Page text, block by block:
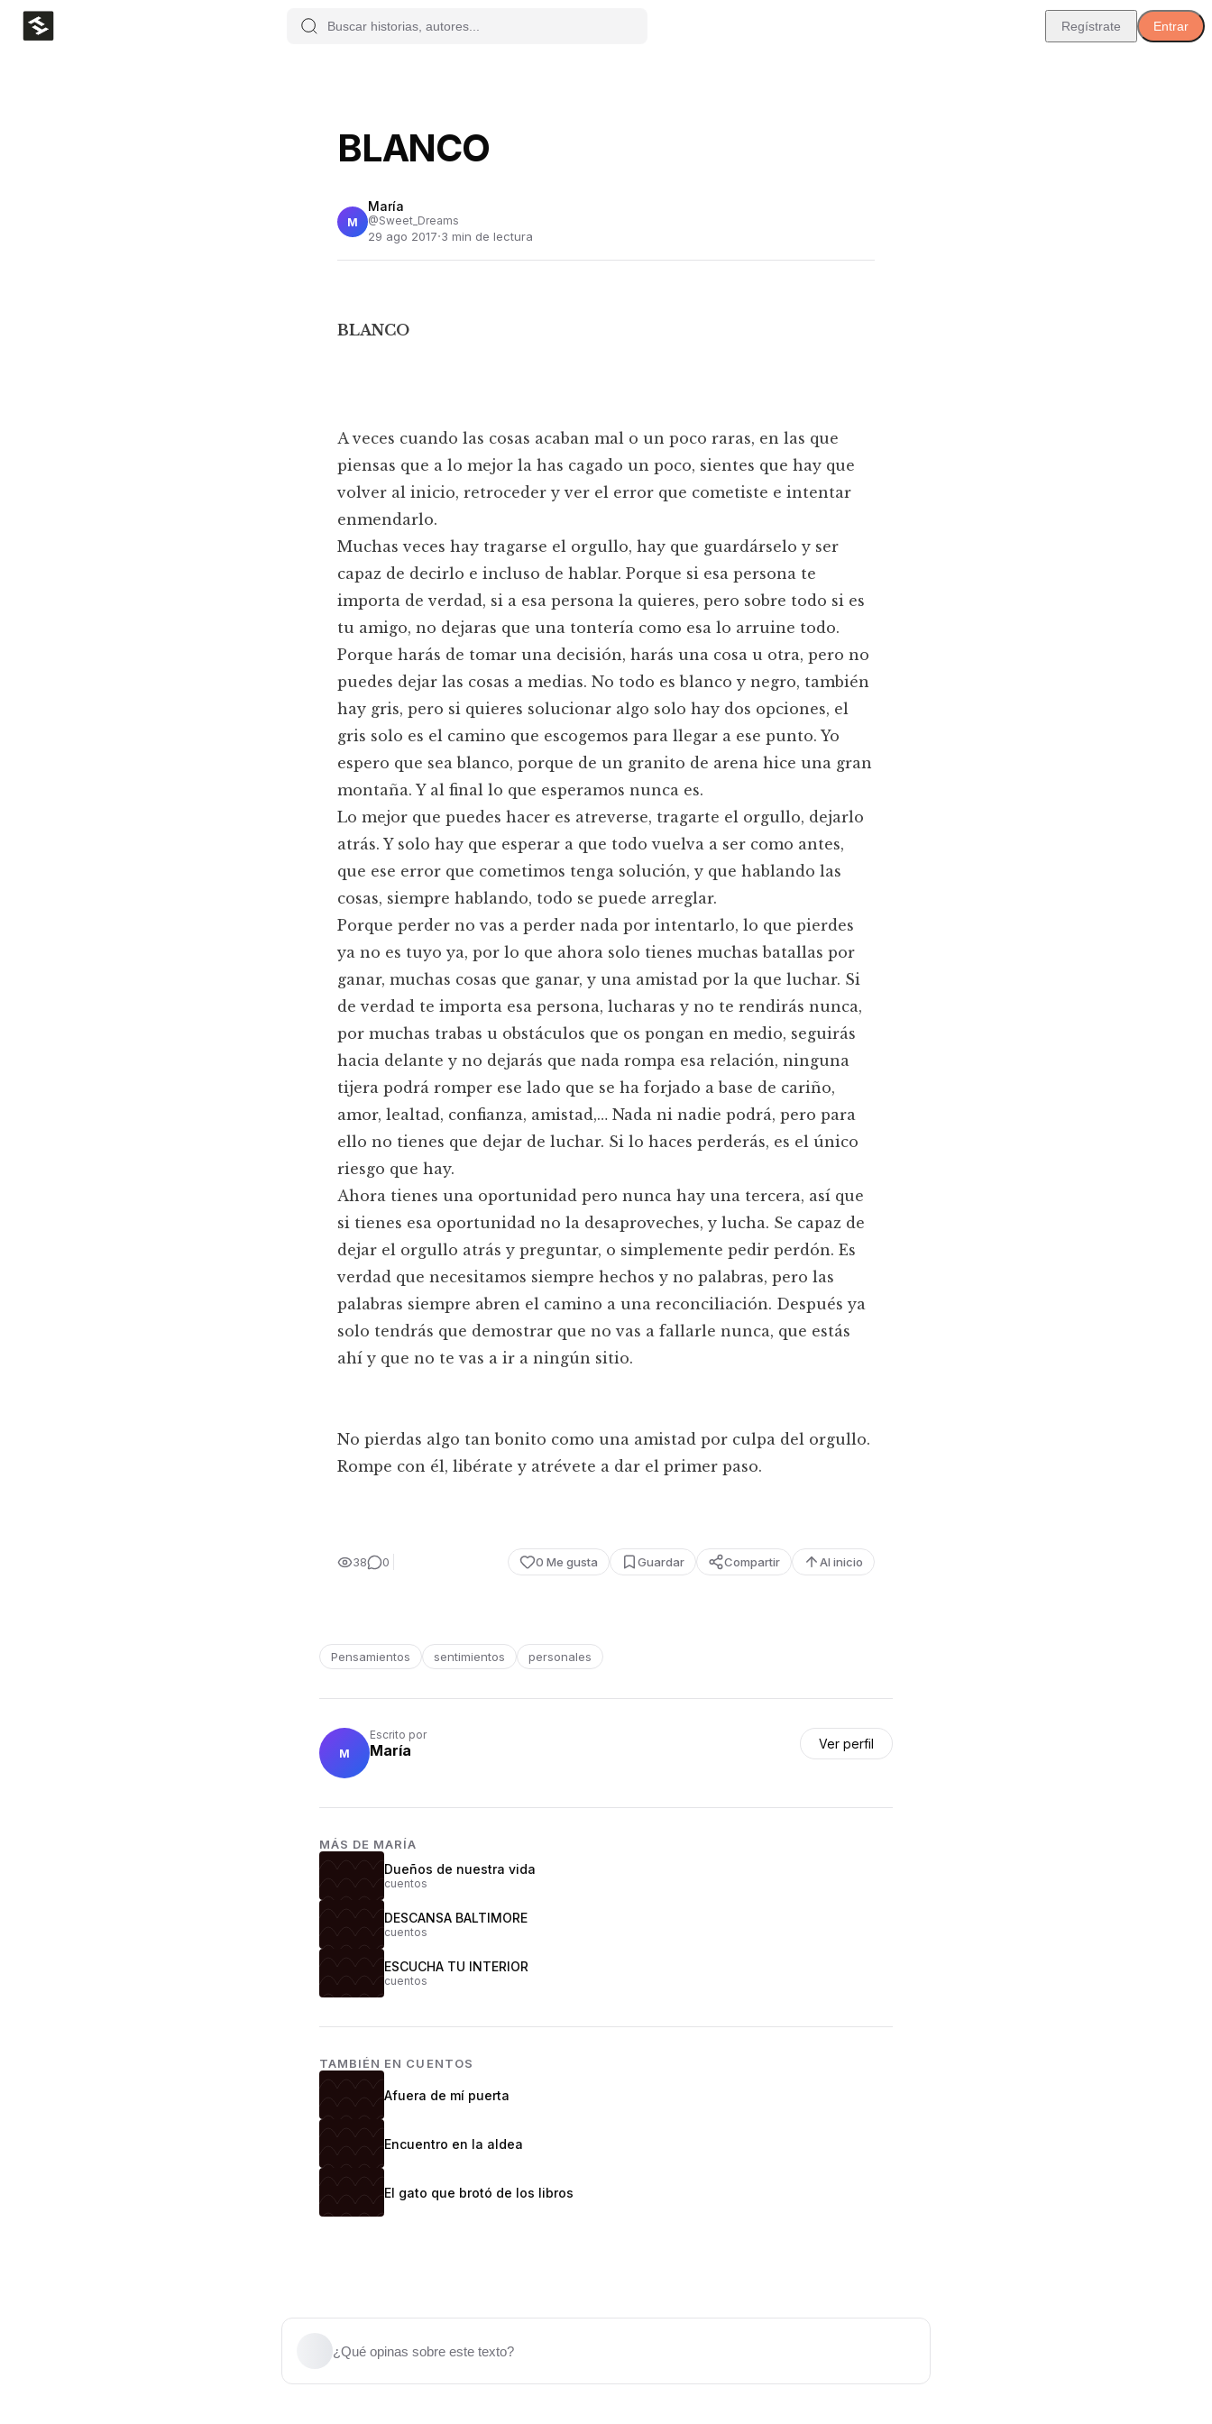
Regístrate Entrar
BLANCO
M
María
@Sweet_Dreams
29 ago 2017·3 min de lectura
BLANCO
A veces cuando las cosas acaban mal o un poco raras, en las que
piensas que a lo mejor la has cagado un poco, sientes que hay que
volver al inicio, retroceder y ver el error que cometiste e intentar
enmendarlo.
Muchas veces hay tragarse el orgullo, hay que guardárselo y ser
capaz de decirlo e incluso de hablar. Porque si esa persona te
importa de verdad, si a esa persona la quieres, pero sobre todo si es
tu amigo, no dejaras que una tontería como esa lo arruine todo.
Porque harás de tomar una decisión, harás una cosa u otra, pero no
puedes dejar las cosas a medias. No todo es blanco y negro, también
hay gris, pero si quieres solucionar algo solo hay dos opciones, el
gris solo es el camino que escogemos para llegar a ese punto. Yo
espero que sea blanco, porque de un granito de arena hice una gran
montaña. Y al final lo que esperamos nunca es.
Lo mejor que puedes hacer es atreverse, tragarte el orgullo, dejarlo
atrás. Y solo hay que esperar a que todo vuelva a ser como antes,
que ese error que cometimos tenga solución, y que hablando las
cosas, siempre hablando, todo se puede arreglar.
Porque perder no vas a perder nada por intentarlo, lo que pierdes
ya no es tuyo ya, por lo que ahora solo tienes muchas batallas por
ganar, muchas cosas que ganar, y una amistad por la que luchar. Si
de verdad te importa esa persona, lucharas y no te rendirás nunca,
por muchas trabas u obstáculos que os pongan en medio, seguirás
hacia delante y no dejarás que nada rompa esa relación, ninguna
tijera podrá romper ese lado que se ha forjado a base de cariño,
amor, lealtad, confianza, amistad,… Nada ni nadie podrá, pero para
ello no tienes que dejar de luchar. Si lo haces perderás, es el único
riesgo que hay.
Ahora tienes una oportunidad pero nunca hay una tercera, así que
si tienes esa oportunidad no la desaproveches, y lucha. Se capaz de
dejar el orgullo atrás y preguntar, o simplemente pedir perdón. Es
verdad que necesitamos siempre hechos y no palabras, pero las
palabras siempre abren el camino a una reconciliación. Después ya
solo tendrás que demostrar que no vas a fallarle nunca, que estás
ahí y que no te vas a ir a ningún sitio.
No pierdas algo tan bonito como una amistad por culpa del orgullo.
Rompe con él, libérate y atrévete a dar el primer paso.
38 0 0 Me gusta Guardar Compartir Al inicio
Pensamientos sentimientos personales
M
Escrito por
María Ver perfil
MÁS DE MARÍA
Dueños de nuestra vida
cuentos
DESCANSA BALTIMORE
cuentos
ESCUCHA TU INTERIOR
cuentos
TAMBIÉN EN CUENTOS
Afuera de mí puerta
Encuentro en la aldea
El gato que brotó de los libros
¿Qué opinas sobre este texto?